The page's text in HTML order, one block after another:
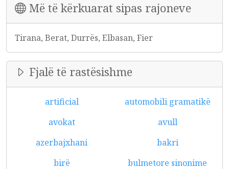
Më të kërkuarat sipas rajoneve
Tirana, Berat, Durrës, Elbasan, Fier
Fjalë të rastësishme
artificial
automobili gramatikë
avokat
avull
azerbajxhani
bakri
birë
bulmetore sinonime